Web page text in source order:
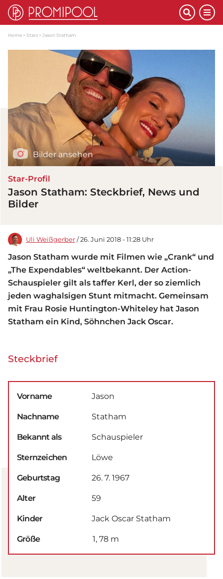
Home Stars Jason Statham
Bilder ansehen
Star-Profil
Jason Statham: Steckbrief, News und
Bilder
Uli Weißgerber / 26. Juni 2018 - 11:28 Uhr
Jason Statham wurde mit Filmen wie „Crank“ und
„The Expendables“ weltbekannt. Der Action-
Schauspieler gilt als taffer Kerl, der so ziemlich
jeden waghalsigen Stunt mitmacht. Gemeinsam
mit Frau Rosie Huntington-Whiteley hat Jason
Statham ein Kind, Söhnchen Jack Oscar.
Steckbrief
Vorname Jason
Nachname Statham
Bekannt als Schauspieler
Sternzeichen Löwe
Geburtstag 26. 7. 1967
Alter 59
Kinder Jack Oscar Statham
Größe 1, 78 m